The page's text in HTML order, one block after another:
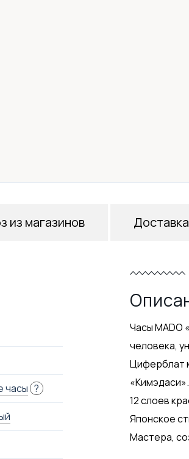
часы ?
Часы MADO
человека,
Циферблат
«Кимэдаси».
12 слоев
Японское
Мастера,
из магазинов Доставка